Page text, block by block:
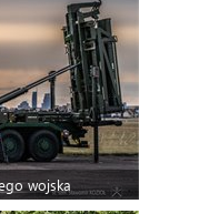
wojska